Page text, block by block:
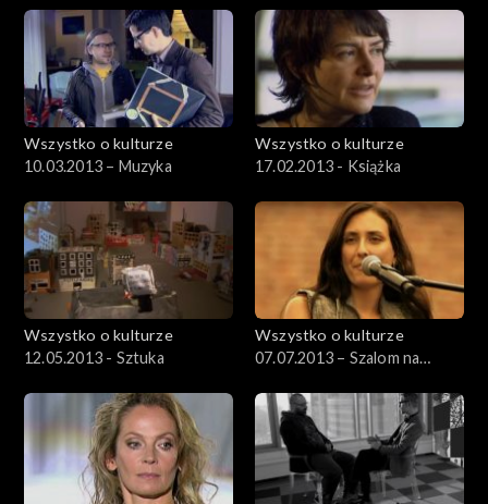
Wszystko o kulturze
10.03.2013 – Muzyka
Wszystko o kulturze
17.02.2013 - Książka
Wszystko o kulturze
12.05.2013 - Sztuka
Wszystko o kulturze
07.07.2013 – Szalom na